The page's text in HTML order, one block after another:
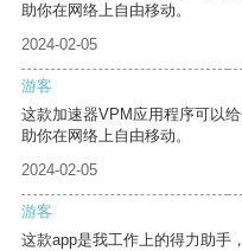
助你在网络上自由移动。
2024-02-05
游客
这款加速器VPM应用程序可以
助你在网络上自由移动。
2024-02-05
游客
这款app是我工作上的得力助手